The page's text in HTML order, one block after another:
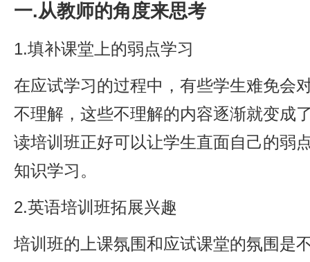
一.从教师的角度来思考
1.填补课堂上的弱点学习
在应试学习的过程中，有些学生难免会
不理解，这些不理解的内容逐渐就变成
读培训班正好可以让学生直面自己的弱
知识学习。
2.英语培训班拓展兴趣
培训班的上课氛围和应试课堂的氛围是